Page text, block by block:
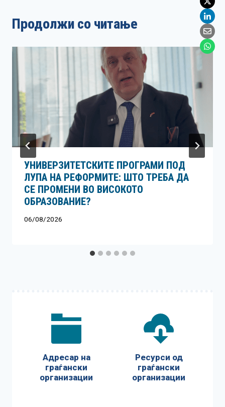
Продолжи со читање
УНИВЕРЗИТЕТСКИТЕ ПРОГРАМИ ПОД
ЛУПА НА РЕФОРМИТЕ: ШТО ТРЕБА ДА
СЕ ПРОМЕНИ ВО ВИСОКОТО
ОБРАЗОВАНИЕ?
06/08/2026
Адресар на
граѓански
организации
Ресурси од
граѓански
организации